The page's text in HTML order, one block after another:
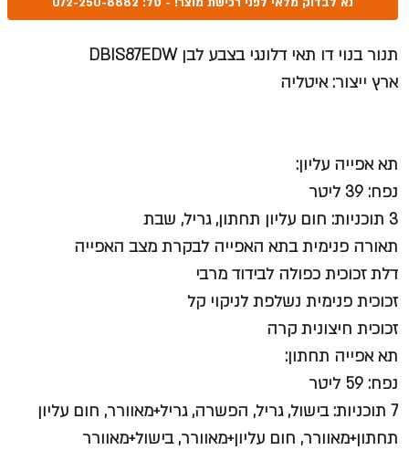
תנור בנוי דו תאי דלונגי בצבע לבן DBIS87EDW
ארץ ייצור: איטליה
תא אפייה עליון:
נפח: 39 ליטר
3 תוכניות: חום עליון תחתון, גריל, שבת
תאורה פנימית בתא האפייה לבקרת מצב האפייה
דלת זכוכית כפולה לבידוד מרבי
זכוכית פנימית נשלפת לניקוי קל
זכוכית חיצונית קרה
תא אפייה תחתון:
נפח: 59 ליטר
7 תוכניות: בישול, גריל, הפשרה, גריל+מאוורר, חום עליון
תחתון+מאוורר, חום עליון+מאוורר, בישול+מאוורר